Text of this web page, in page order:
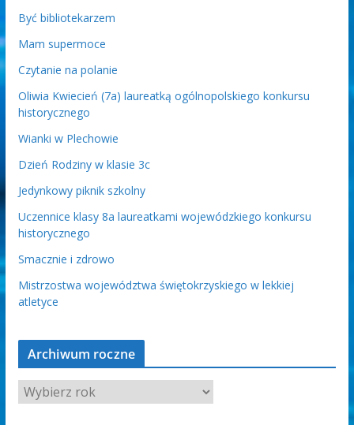
Być bibliotekarzem
Mam supermoce
Czytanie na polanie
Oliwia Kwiecień (7a) laureatką ogólnopolskiego konkursu
historycznego
Wianki w Plechowie
Dzień Rodziny w klasie 3c
Jedynkowy piknik szkolny
Uczennice klasy 8a laureatkami wojewódzkiego konkursu
historycznego
Smacznie i zdrowo
Mistrzostwa województwa świętokrzyskiego w lekkiej
atletyce
Archiwum roczne